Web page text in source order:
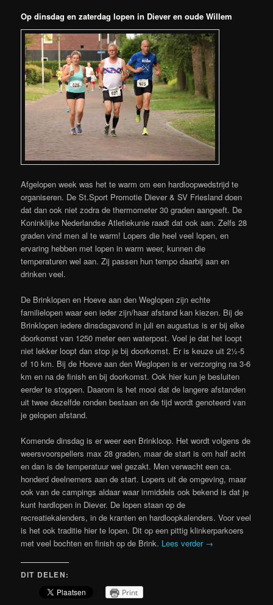
Op dinsdag en zaterdag lopen in Diever en oude Willem
Afgelopen week was het te warm om een hardloopwedstrijd te
organiseren. De St.Sport Promotie Diever & SV Friesland doen
dat dan ook niet zodra de thermometer 30 graden aangeeft. De
Koninklijke Nederlandse Atletiekunie raadt dat ook aan. Zelfs 28
graden vind men al te warm! Lopers die heel veel lopen, en
ervaring hebben met lopen in warm weer, kunnen die
temperaturen wel aan. Zij passen hun tempo daarbij aan en
drinken veel.
De Brinklopen en Hoeve aan den Weglopen zijn echte
familielopen waar een ieder zijn/haar afstand kan kiezen. Bij de
Brinklopen iedere dinsdagavond in juli en augustus is er bij elke
doorkomst van 1250 meter een waterpost. Voel je dat het loopt
niet lekker loopt dan stop je bij doorkomst. Er is keuze uit 2½-5
of 10 km. Bij de Hoeve aan den Weglopen is er verzorging na 3-6
km en na de finish en bij doorkomst. Ook hier kun je besluiten
eerder te stoppen. Daarom is het mooi dat de langere afstanden
uit twee dezelfde ronden bestaan en de tijd wordt genoteerd van
je gelopen afstand.
Komende dinsdag is er weer een Brinkloop. Het wordt volgens de
weersvoorspellers max 28 graden, maar de start is om half acht
en dan is de temperatuur wel gezakt. Men verwacht een ca.
honderd deelnemers aan de start. Lopers uit de omgeving, maar
ook van de campings aldaar waar inmiddels ook bekend is dat je
kunt hardlopen in Diever. De lopen staan op de
recreatiekalenders, in de kranten en hardloopkalenders. Voor veel
is het ook traditie hier te lopen. Dit op een pittig klinkerparkoers
met veel bochten en finish op de Brink. Lees verder →
DIT DELEN:
Print